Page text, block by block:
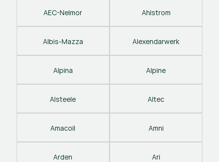
AEC-Nelmor Ahlstrom
Albis-Mazza Alexendarwerk
Alpina Alpine
Alsteele Altec
Amacoil Amni
Arden Ari